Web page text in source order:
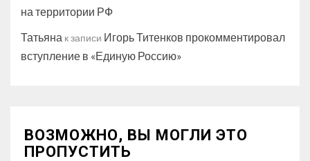
на территории РФ
Татьяна к записи Игорь Титенков прокомментировал
вступление в «Единую Россию»
ВОЗМОЖНО, ВЫ МОГЛИ ЭТО
ПРОПУСТИТЬ